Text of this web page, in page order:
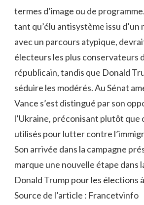
termes d’image ou de
tant qu’élu antisystème issu d’un
avec un parcours atypique,
électeurs les plus conservateurs
républicain, tandis que Donald
séduire les modérés. Au Sénat
Vance s’est distingué par son
l’Ukraine, préconisant plutôt que
utilisés pour lutter contre
Son arrivée dans la campagne
marque une nouvelle étape dans
Donald Trump pour les élections
Source de l’article : Francetvinfo